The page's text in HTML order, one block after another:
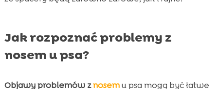
Jak rozpoznać problemy z
nosem u psa?
Objawy problemów znosemu psa mogą być łatwe